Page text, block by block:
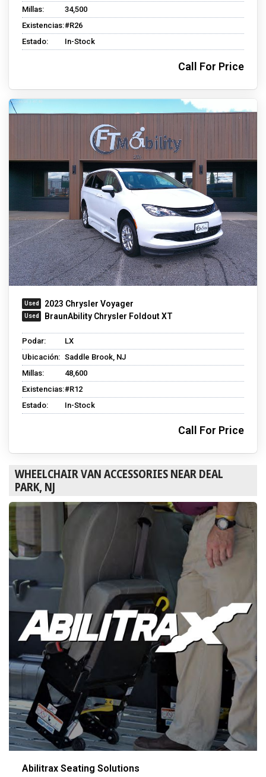
Millas:
34,500
Existencias:#R26
Estado:
In-Stock
Call For Price
2023 Chrysler Voyager
BraunAbility Chrysler Foldout XT
Podar:
LX
Ubicación: Saddle Brook, NJ
Millas:
48,600
Existencias:#R12
Estado:
In-Stock
Call For Price
WHEELCHAIR VAN ACCESSORIES NEAR DEAL
PARK, NJ
Abilitrax Seating Solutions